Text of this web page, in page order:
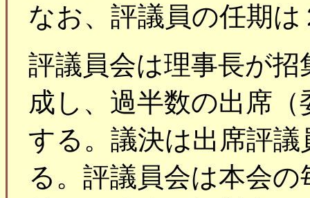
なお、評議員の任期
評議員会は理事長が
成し、過半数の出席
する。議決は出席評
る。評議員会は本会